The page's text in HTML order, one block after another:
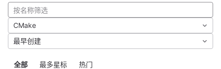
全部 最多星标 热门
CMake
最早创建